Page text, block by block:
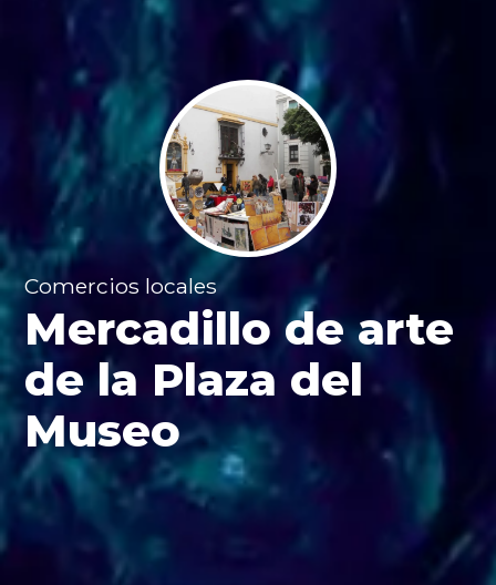
Comercios locales
Mercadillo de arte
de la Plaza del
Museo